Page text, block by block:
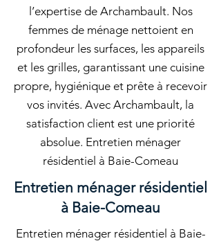
l’expertise de Archambault. Nos
femmes de ménage nettoient en
profondeur les surfaces, les appareils
et les grilles, garantissant une cuisine
propre, hygiénique et prête à recevoir
vos invités. Avec Archambault, la
satisfaction client est une priorité
absolue. Entretien ménager
résidentiel à Baie-Comeau
Entretien ménager résidentiel
à Baie-Comeau
Entretien ménager résidentiel à Baie-